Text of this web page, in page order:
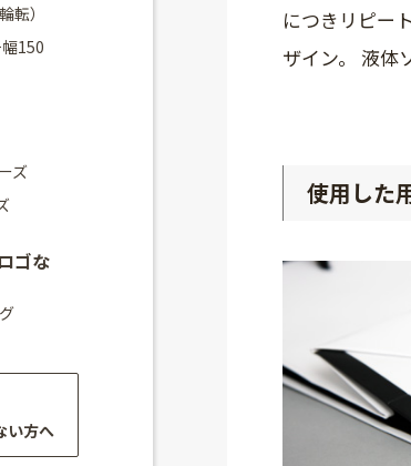
につきリピー
ザイン。 液体
使用した
転）
150
ズ
ゴな
い方へ